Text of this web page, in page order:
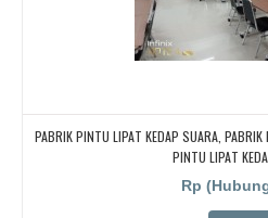
PABRIK PINTU LIPAT KEDAP SUARA,
PINTU LIPAT
Rp